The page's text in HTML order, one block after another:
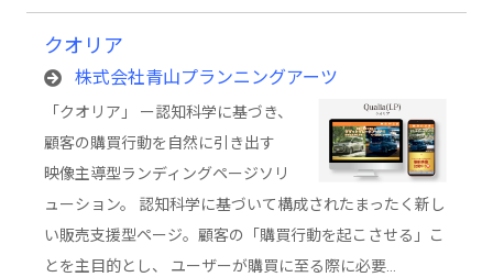
クオリア
株式会社青山プランニングアーツ
「クオリア」 ー認知科学に基づき、
顧客の購買行動を自然に引き出す
映像主導型ランディングページソリ
ューション。 認知科学に基づいて構成されたまったく新し
い販売支援型ページ。顧客の「購買行動を起こさせる」こ
とを主目的とし、 ユーザーが購買に至る際に必要…